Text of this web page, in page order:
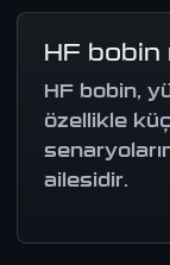
HF bobin
HF bobin,
özellikle
ailesidir.